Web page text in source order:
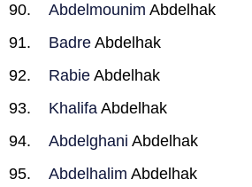
Abdelmounim Abdelhak
Badre Abdelhak
Rabie Abdelhak
Khalifa Abdelhak
Abdelghani Abdelhak
Abdelhalim Abdelhak